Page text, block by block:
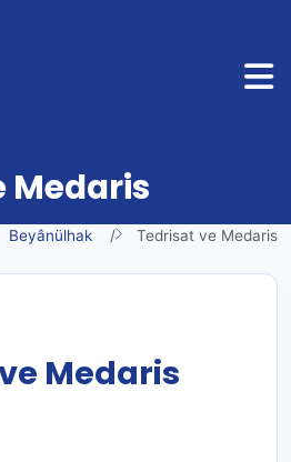
Medaris
Beyânülhak Tedrisat ve Medaris
Medaris